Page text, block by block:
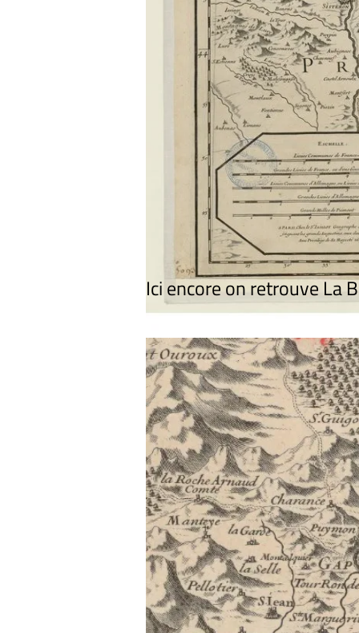
Ici encore on retrouve La